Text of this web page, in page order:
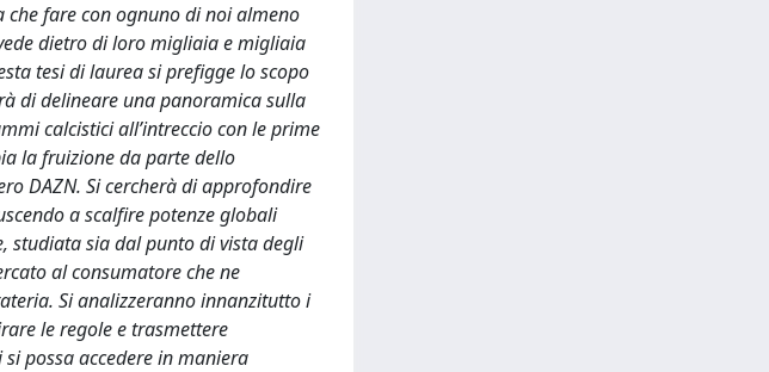
che fare con ognuno di noi almeno
dietro di loro migliaia e migliaia
tesi di laurea si prefigge lo scopo
di delineare una panoramica sulla
calcistici all’intreccio con le prime
la fruizione da parte dello
DAZN. Si cercherà di approfondire
a scalfire potenze globali
studiata sia dal punto di vista degli
al consumatore che ne
Si analizzeranno innanzitutto i
le regole e trasmettere
possa accedere in maniera